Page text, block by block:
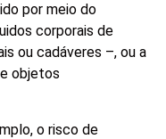
por meio do
corporais de
ou cadáveres –, ou a
objetos
o risco de